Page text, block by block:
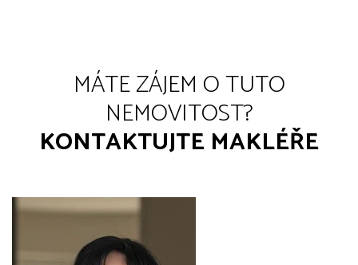
MÁTE ZÁJEM O TUTO
NEMOVITOST?
KONTAKTUJTE MAKLÉŘE